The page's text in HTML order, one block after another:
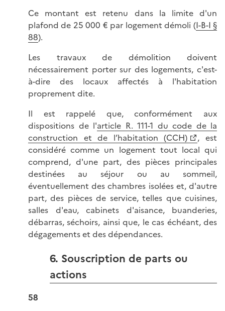
Ce montant est retenu dans la limite d'un
plafond de 25 000 € par logement démoli (I-B-I §
88).
Les travaux de démolition doivent
nécessairement porter sur des logements, c'est-
à-dire des locaux affectés à l'habitation
proprement dite.
Il est rappelé que, conformément aux
dispositions de l'article R. 111-1 du code de la
construction et de l’habitation (CCH)
, est
considéré comme un logement tout local qui
comprend, d'une part, des pièces principales
destinées au séjour ou au sommeil,
éventuellement des chambres isolées et, d'autre
part, des pièces de service, telles que cuisines,
salles d'eau, cabinets d'aisance, buanderies,
débarras, séchoirs, ainsi que, le cas échéant, des
dégagements et des dépendances.
6. Souscription de parts ou
actions
58